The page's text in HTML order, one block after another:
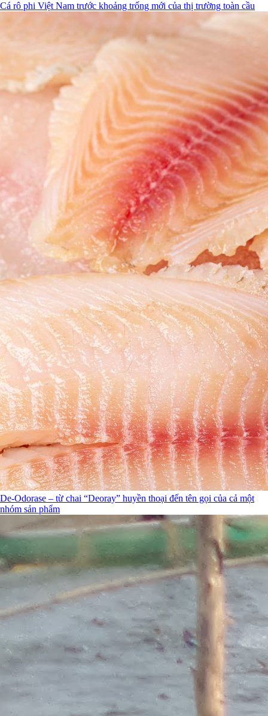
Cá rô phi Việt Nam trước khoảng trống mới của thị trường toàn cầu
De-Odorase – từ chai “Deoray” huyền thoại đến tên gọi của cả một
nhóm sản phẩm